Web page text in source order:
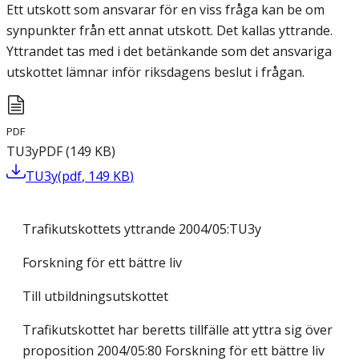
Ett utskott som ansvarar för en viss fråga kan be om
synpunkter från ett annat utskott. Det kallas yttrande.
Yttrandet tas med i det betänkande som det ansvariga
utskottet lämnar inför riksdagens beslut i frågan.
PDF
TU3yPDF(149 KB)
TU3y(pdf, 149 KB)
Trafikutskottets yttrande 2004/05:TU3y
Forskning för ett bättre liv
Till utbildningsutskottet
Trafikutskottet har beretts tillfälle att yttra sig över
proposition 2004/05:80 Forskning för ett bättre liv